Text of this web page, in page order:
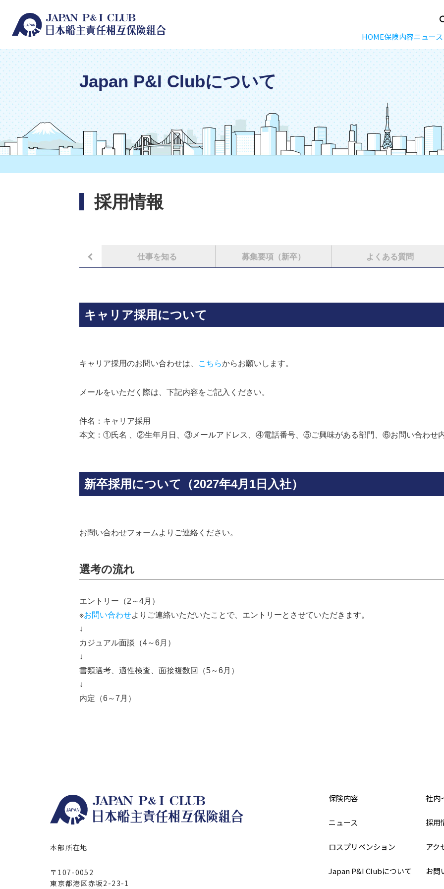
HOME保険内容ニュース
Japan P&I Clubについて
採用情報
仕事を知る 募集要項（新卒） よくある質問
キャリア採用について
キャリア採用のお問い合わせは、 こちらからお願いします。
メールをいただく際は、下記内容をご記入ください。
件名：キャリア採用
本文：①氏名 、②生年月日、③メールアドレス、④電話番号、⑤ご興味がある部門、⑥お問い合わせ
新卒採用について（2027年4月1日入社）
お問い合わせフォームよりご連絡ください。
選考の流れ
エントリー（2～4月）
※お問い合わせよりご連絡いただいたことで、エントリーとさせていただきます。
↓
カジュアル面談（4～6月）
↓
書類選考、適性検査、面接複数回（5～6月）
↓
内定（6～7月）
本部所在地
〒107-0052
東京都港区赤坂2-23-1
保険内容 社内
ニュース 採用
ロスプリベンション アク
Japan P&I Clubについて お問